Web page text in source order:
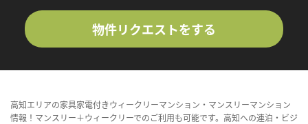
物件リクエストをする
高知エリアの家具家電付きウィークリーマンション・マンスリーマンション
情報！マンスリー＋ウィークリーでのご利用も可能です。高知への連泊・ビジ